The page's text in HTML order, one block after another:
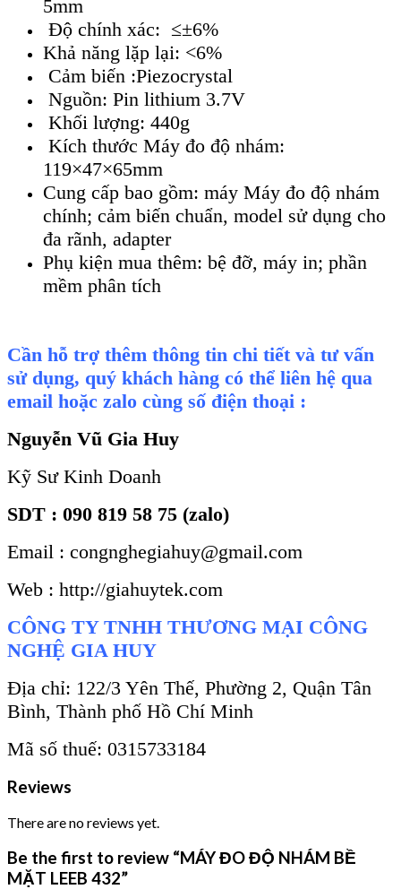
5mm
Độ chính xác: ≤±6%
Khả năng lặp lại: <6%
Cảm biến :Piezocrystal
Nguồn: Pin lithium 3.7V
Khối lượng: 440g
Kích thước Máy đo độ nhám:
119×47×65mm
Cung cấp bao gồm: máy Máy đo độ nhám
chính; cảm biến chuẩn, model sử dụng cho
đa rãnh, adapter
Phụ kiện mua thêm: bệ đỡ, máy in; phần
mềm phân tích
Cần hỗ trợ thêm thông tin chi tiết và tư vấn
sử dụng, quý khách hàng có thể liên hệ qua
email hoặc zalo cùng số điện thoại :
Nguyễn Vũ Gia Huy
Kỹ Sư Kinh Doanh
SDT : 090 819 58 75 (zalo)
Email : congnghegiahuy@gmail.com
Web : http://giahuytek.com
CÔNG TY TNHH THƯƠNG MẠI CÔNG
NGHỆ GIA HUY
Địa chỉ: 122/3 Yên Thế, Phường 2, Quận Tân
Bình, Thành phố Hồ Chí Minh
Mã số thuế: 0315733184
Reviews
There are no reviews yet.
Be the first to review “MÁY ĐO ĐỘ NHÁM BỀ
MẶT LEEB 432”